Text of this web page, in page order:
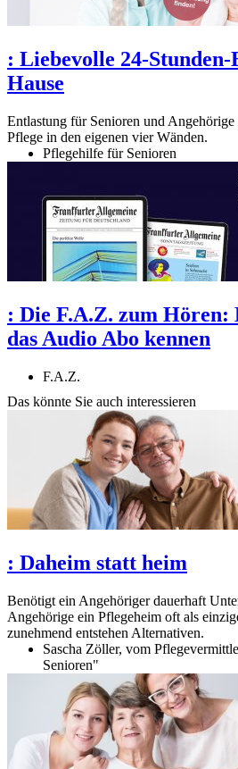
: Liebevolle 24-Stunden-
Hause
Entlastung für Senioren und
Pflege in den eigenen vier Wänden.
Pflegehilfe für Senioren
: Die F.A.Z. zum Hören:
das Audio Abo kennen
F.A.Z.
Das könnte Sie auch interessieren
: Daheim statt heim
Benötigt ein Angehöriger dauerhaft
Angehörige ein Pflegeheim oft als
zunehmend entstehen Alternativen.
Sascha Zöller, vom
Senioren"